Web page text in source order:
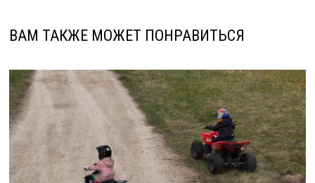
ВАМ ТАКЖЕ МОЖЕТ ПОНРАВИТЬСЯ